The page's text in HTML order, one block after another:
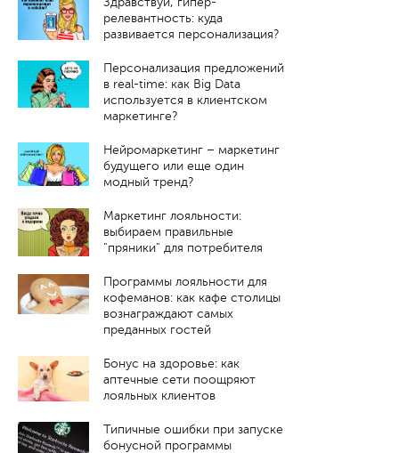
релевантность: куда
развивается персонализация?
Персонализация предложений
в real-time: как Big Data
используется в клиентском
маркетинге?
Нейромаркетинг – маркетинг
будущего или еще один
модный тренд?
Маркетинг лояльности:
выбираем правильные
"пряники" для потребителя
Программы лояльности для
кофеманов: как кафе столицы
вознаграждают самых
преданных гостей
Бонус на здоровье: как
аптечные сети поощряют
лояльных клиентов
Типичные ошибки при запуске
бонусной программы